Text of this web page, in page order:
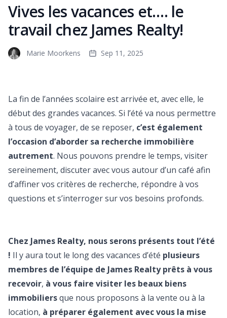
Vives les vacances et…. le
travail chez James Realty!
Marie Moorkens Sep 11, 2025
La fin de l’années scolaire est arrivée et, avec elle, le
début des grandes vacances. Si l’été va nous permettre
à tous de voyager, de se reposer, c’est également
l’occasion d’aborder sa recherche immobilière
autrement. Nous pouvons prendre le temps, visiter
sereinement, discuter avec vous autour d’un café afin
d’affiner vos critères de recherche, répondre à vos
questions et s’interroger sur vos besoins profonds.
Chez James Realty, nous serons présents tout l’été
! Il y aura tout le long des vacances d’été plusieurs
membres de l’équipe de James Realty prêts à vous
recevoir, à vous faire visiter les beaux biens
immobiliersque nous proposons à la vente ou à la
location, à préparer également avec vous la mise